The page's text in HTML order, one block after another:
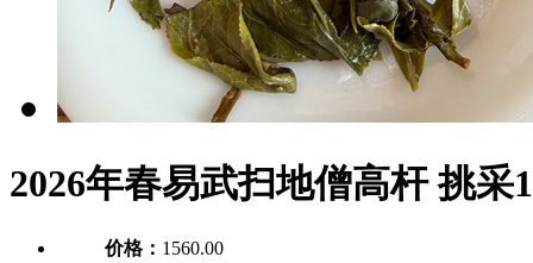
2026年春易武扫地僧高杆 挑采
价格： 1560.00